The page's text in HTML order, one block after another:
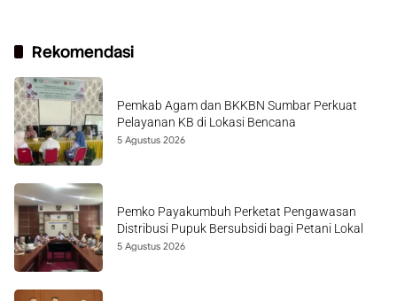
Rekomendasi
Pemkab Agam dan BKKBN Sumbar Perkuat
Pelayanan KB di Lokasi Bencana
5 Agustus 2026
Pemko Payakumbuh Perketat Pengawasan
Distribusi Pupuk Bersubsidi bagi Petani Lokal
5 Agustus 2026